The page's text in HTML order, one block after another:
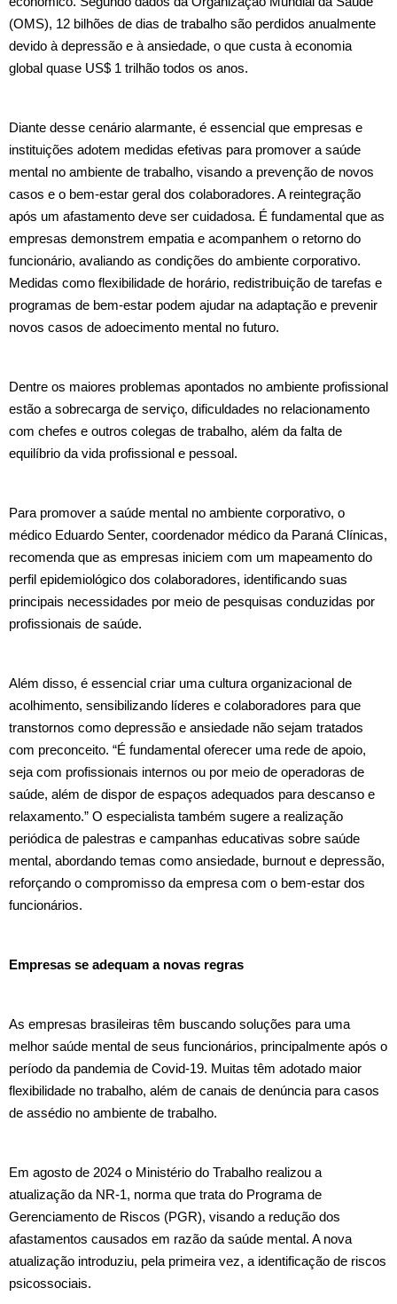
(OMS), 12 bilhões de dias de trabalho são perdidos anualmente
devido à depressão e à ansiedade, o que custa à economia
global quase US$ 1 trilhão todos os anos.
Diante desse cenário alarmante, é essencial que empresas e
instituições adotem medidas efetivas para promover a saúde
mental no ambiente de trabalho, visando a prevenção de novos
casos e o bem-estar geral dos colaboradores. A reintegração
após um afastamento deve ser cuidadosa. É fundamental que as
empresas demonstrem empatia e acompanhem o retorno do
funcionário, avaliando as condições do ambiente corporativo.
Medidas como flexibilidade de horário, redistribuição de tarefas e
programas de bem-estar podem ajudar na adaptação e prevenir
novos casos de adoecimento mental no futuro.
Dentre os maiores problemas apontados no ambiente profissional
estão a sobrecarga de serviço, dificuldades no relacionamento
com chefes e outros colegas de trabalho, além da falta de
equilíbrio da vida profissional e pessoal.
Para promover a saúde mental no ambiente corporativo, o
médico Eduardo Senter, coordenador médico da Paraná Clínicas,
recomenda que as empresas iniciem com um mapeamento do
perfil epidemiológico dos colaboradores, identificando suas
principais necessidades por meio de pesquisas conduzidas por
profissionais de saúde.
Além disso, é essencial criar uma cultura organizacional de
acolhimento, sensibilizando líderes e colaboradores para que
transtornos como depressão e ansiedade não sejam tratados
com preconceito. “É fundamental oferecer uma rede de apoio,
seja com profissionais internos ou por meio de operadoras de
saúde, além de dispor de espaços adequados para descanso e
relaxamento.” O especialista também sugere a realização
periódica de palestras e campanhas educativas sobre saúde
mental, abordando temas como ansiedade, burnout e depressão,
reforçando o compromisso da empresa com o bem-estar dos
funcionários.
Empresas se adequam a novas regras
As empresas brasileiras têm buscando soluções para uma
melhor saúde mental de seus funcionários, principalmente após o
período da pandemia de Covid-19. Muitas têm adotado maior
flexibilidade no trabalho, além de canais de denúncia para casos
de assédio no ambiente de trabalho.
Em agosto de 2024 o Ministério do Trabalho realizou a
atualização da NR-1, norma que trata do Programa de
Gerenciamento de Riscos (PGR), visando a redução dos
afastamentos causados em razão da saúde mental. A nova
atualização introduziu, pela primeira vez, a identificação de riscos
psicossociais.